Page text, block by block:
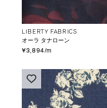
LIBERTY FABRICS
オーラ タナローン
¥3,894/m